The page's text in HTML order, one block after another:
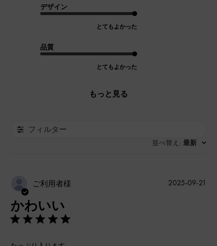
デザイン
とてもよかった
品質
とてもよかった
もっと見る
フィルター
並べ替え : 最新
ご利用者様
かわいい
2025-09-21